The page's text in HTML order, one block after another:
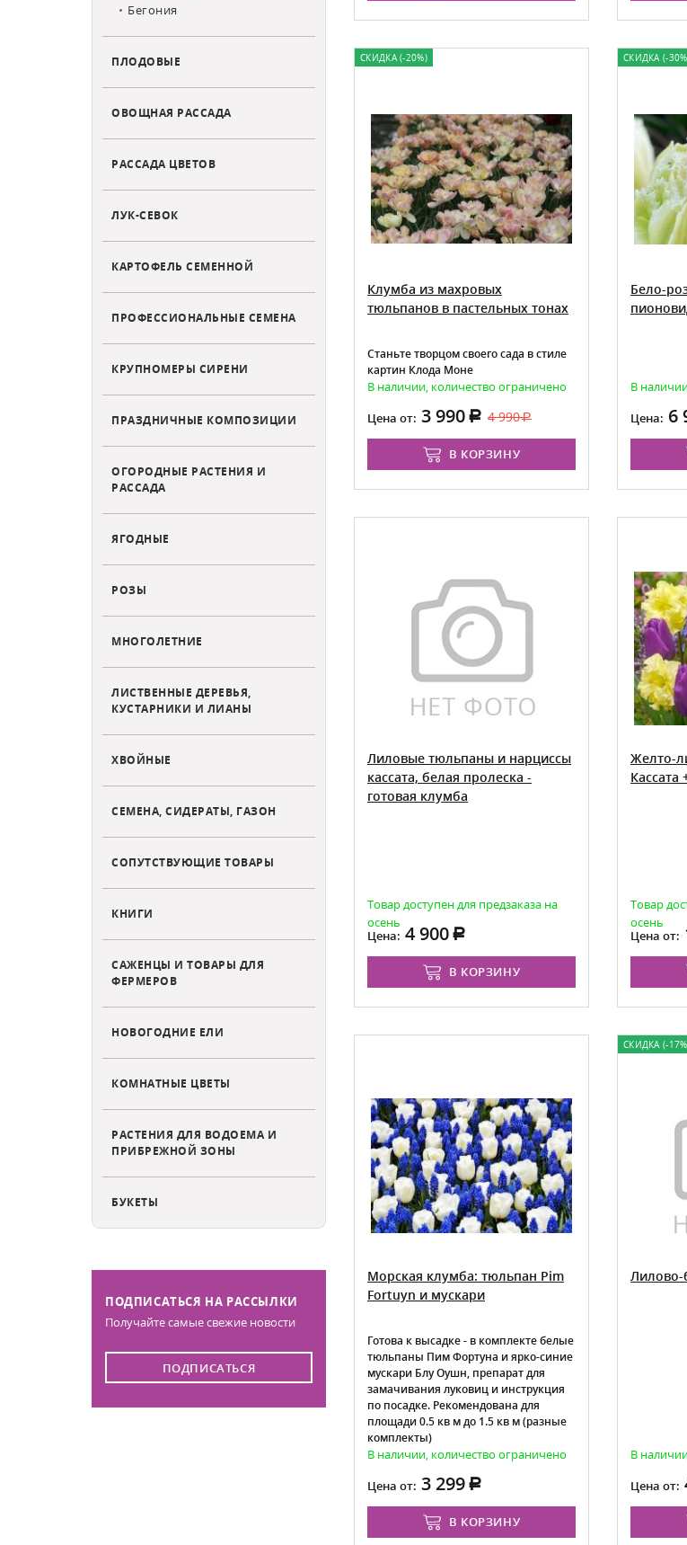
Бегония
ПЛОДОВЫЕ
ОВОЩНАЯ РАССАДА
РАССАДА ЦВЕТОВ
ЛУК-СЕВОК
КАРТОФЕЛЬ СЕМЕННОЙ
ПРОФЕССИОНАЛЬНЫЕ СЕМЕНА
КРУПНОМЕРЫ СИРЕНИ
ПРАЗДНИЧНЫЕ КОМПОЗИЦИИ
ОГОРОДНЫЕ РАСТЕНИЯ И
РАССАДА
ЯГОДНЫЕ
РОЗЫ
МНОГОЛЕТНИЕ
ЛИСТВЕННЫЕ ДЕРЕВЬЯ,
КУСТАРНИКИ И ЛИАНЫ
ХВОЙНЫЕ
СЕМЕНА, СИДЕРАТЫ, ГАЗОН
СОПУТСТВУЮЩИЕ ТОВАРЫ
КНИГИ
САЖЕНЦЫ И ТОВАРЫ ДЛЯ
ФЕРМЕРОВ
НОВОГОДНИЕ ЕЛИ
КОМНАТНЫЕ ЦВЕТЫ
РАСТЕНИЯ ДЛЯ ВОДОЕМА И
ПРИБРЕЖНОЙ ЗОНЫ
БУКЕТЫ
ПОДПИСАТЬСЯ НА РАССЫЛКИ
Получайте самые свежие новости
ПОДПИСАТЬСЯ
СКИДКА (-20%)
Клумба из махровых
тюльпанов в пастельных тонах
Станьте творцом своего сада в стиле
картин Клода Моне
В наличии, количество ограничено
Цена от: 3 990 4 990
В КОРЗИНУ
СКИДКА (-
Бело-
В
Цена: 6
Лиловые тюльпаны и нарциссы
кассата, белая пролеска -
готовая клумба
Товар доступен для предзаказа на
осень
Цена: 4 900
В КОРЗИНУ
Желто-
Товар
осень
Цена от:
Морская клумба: тюльпан Pim
Fortuyn и мускари
Готова к высадке - в комплекте белые
тюльпаны Пим Фортуна и ярко-синие
мускари Блу Оушн, препарат для
замачивания луковиц и инструкция
по посадке. Рекомендована для
площади 0.5 кв м до 1.5 кв м (разные
комплекты)
В наличии, количество ограничено
Цена от: 3 299
В КОРЗИНУ
СКИДКА (-
Лилово-
В
Цена от: